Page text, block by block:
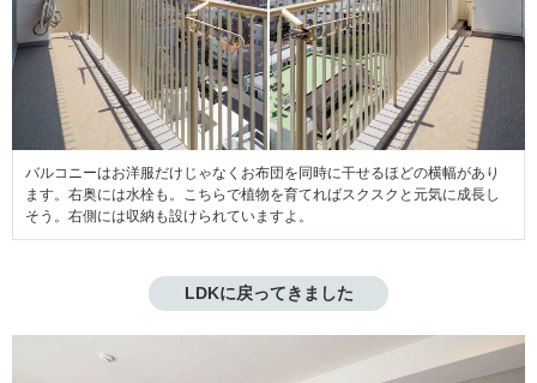
バルコニーはお洋服だけじゃなくお布団を同時に干せるほどの横幅があり
ます。右奥には水栓も。こちらで植物を育てればスクスクと元気に成長し
そう。右側には収納も設けられていますよ。
LDKに戻ってきました